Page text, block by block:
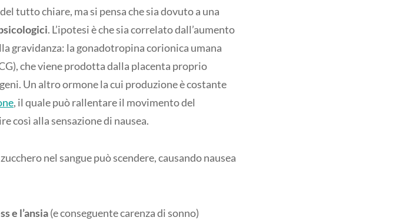
tutto chiare, ma si pensa che sia dovuto a una
. L’ipotesi è che sia correlato dall’aumento
gravidanza: la gonadotropina corionica umana
che viene prodotta dalla placenta proprio
Un altro ormone la cui produzione è costante
, il quale può rallentare il movimento del
così alla sensazione di nausea.
nel sangue può scendere, causando nausea
e l’ansia(e conseguente carenza di sonno)